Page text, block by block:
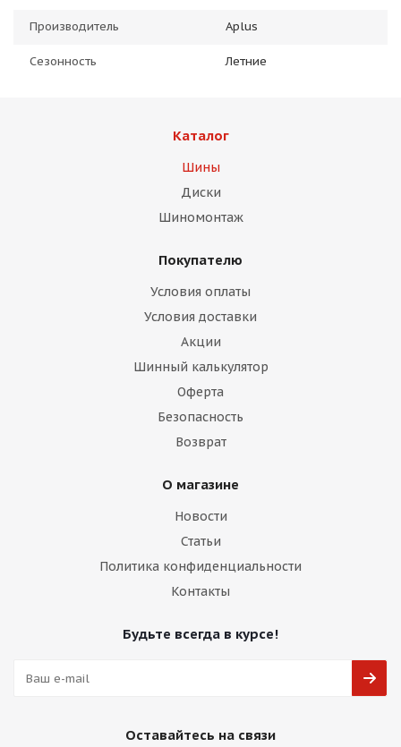
Производитель Aplus
Сезонность Летние
Каталог
Шины
Диски
Шиномонтаж
Покупателю
Условия оплаты
Условия доставки
Акции
Шинный калькулятор
Оферта
Безопасность
Возврат
О магазине
Новости
Статьи
Политика конфиденциальности
Контакты
Будьте всегда в курсе!
Оставайтесь на связи